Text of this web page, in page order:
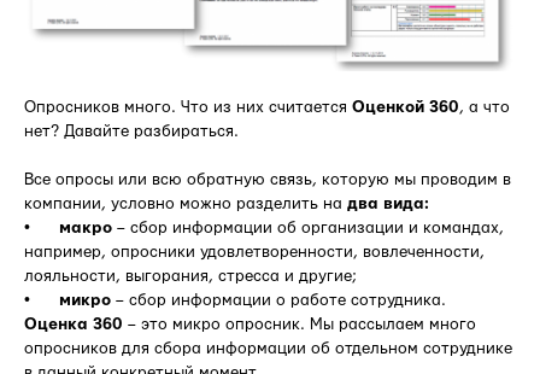
Опросников много. Что из них считается Оценкой 360, а что
нет? Давайте разбираться.
Все опросы или всю обратную связь, которую мы проводим в
компании, условно можно разделить на два вида:
• макро – сбор информации об организации и командах,
например, опросники удовлетворенности, вовлеченности,
лояльности, выгорания, стресса и другие;
• микро – сбор информации о работе сотрудника.
Оценка 360 – это микро опросник. Мы рассылаем много
опросников для сбора информации об отдельном сотруднике